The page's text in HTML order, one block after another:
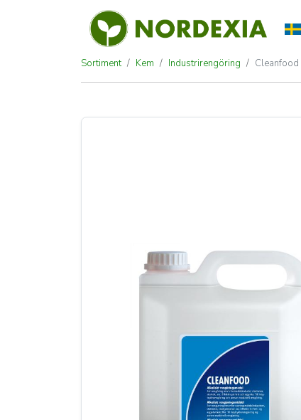
Sortiment Kem Industrirengöring Cleanfood
Cleanfood